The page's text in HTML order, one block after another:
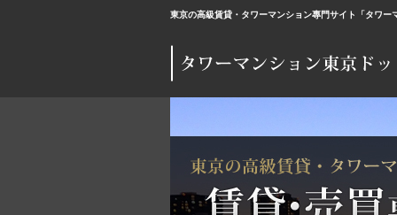
東京の高級賃貸・タワーマンション專門サイト「タワー